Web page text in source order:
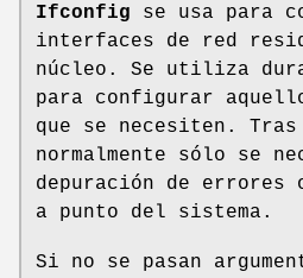
Ifconfig se usa para
interfaces de red
núcleo. Se utiliza
para configurar
que se necesiten.
normalmente sólo se
depuración de errores
a punto del sistema.
Si no se pasan